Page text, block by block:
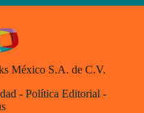
México S.A. de C.V.
- Política Editorial -